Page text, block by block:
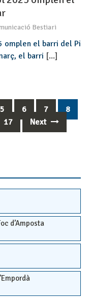
Bestiari
omplen el barri del Pi
el barri [...]
5 6 7
8
17 Next
d’Amposta